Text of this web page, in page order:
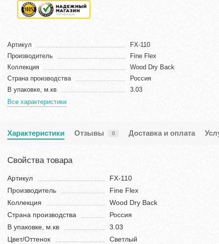
Артикул
FX-110
Производитель
Fine Flex
Коллекция
Wood Dry Back
Страна производства
Россия
В упаковке, м.кв
3.03
Все характеристики
Характеристики Отзывы 0 Доставка и оплата
Свойства товара
Артикул
FX-110
Производитель
Fine Flex
Коллекция
Wood Dry Back
Страна производства
Россия
В упаковке, м.кв
3.03
Цвет/Оттенок
Светлый